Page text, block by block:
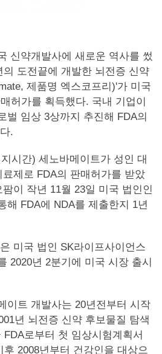
신약개발사에 새로운 역사를 썼
의 도전끝에 개발한 뇌전증 신약
제품명 엑스코프리)'가 미국
허가를 획득했다. 국내 기업이
벌 임상 3상까지 추진해 FDA의
.
시간) 세노바메이트가 성인 대
제로 FDA의 판매허가를 받았
이 작년 11월 23일 미국 법인인
해 FDA에 NDA를 제출한지 1년
미국 법인 SK라이프사이언스
2020년 2분기에 미국 시장 출시
이트 개발사는 20년전부터 시작
년 뇌전증 신약 후보물질 탐색
로부터 첫 임상시험계획서
2008년부터 건강인을 대상으